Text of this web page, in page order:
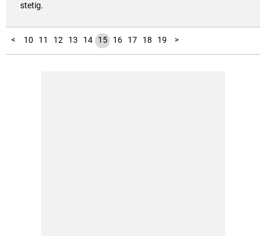
stetig.
<
1
2
3
4
5
6
7
8
9 10 11 12 13 14 15 16 17 18 19
20
21
22
23
24
25
26
27
28
29
30
31
32
33
34
35
36
37
38
39 >